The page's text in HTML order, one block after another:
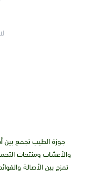
والأعشاب ومنتجات
تمزج بين الأصالة